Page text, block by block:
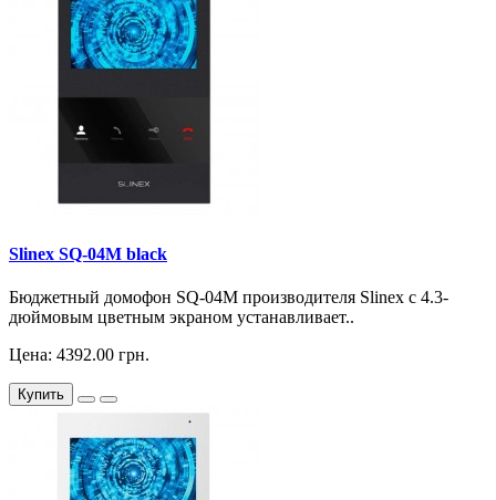
Slinex SQ-04M black
Бюджетный домофон SQ-04M производителя Slinex с 4.3-
дюймовым цветным экраном устанавливает..
Цена: 4392.00 грн.
Купить